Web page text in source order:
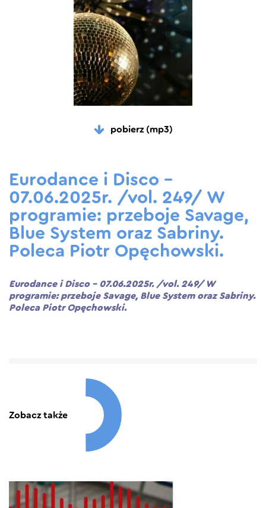
pobierz (mp3)
Eurodance i Disco –
07.06.2025r. /vol. 249/ W
programie: przeboje Savage,
Blue System oraz Sabriny.
Poleca Piotr Opęchowski.
Eurodance i Disco – 07.06.2025r. /vol. 249/ W
programie: przeboje Savage, Blue System oraz Sabriny.
Poleca Piotr Opęchowski.
Zobacz także